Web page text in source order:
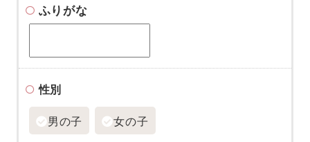
ふりがな
性別
男の子
女の子